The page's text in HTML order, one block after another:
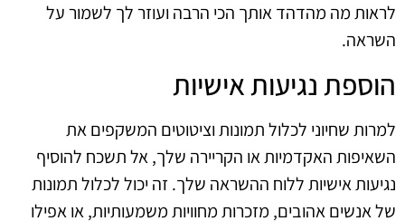
לראות מה מהדהד אותך הכי הרבה ועוזר לך לשמור על
השראה.
הוספת נגיעות אישיות
למרות שחיוני לכלול תמונות וציטוטים המשקפים את
השאיפות האקדמיות או הקריירה שלך, אל תשכח להוסיף
נגיעות אישיות ללוח ההשראה שלך. זה יכול לכלול תמונות
של אנשים אהובים, מזכרות מחוויות משמעותיות, או אפילו